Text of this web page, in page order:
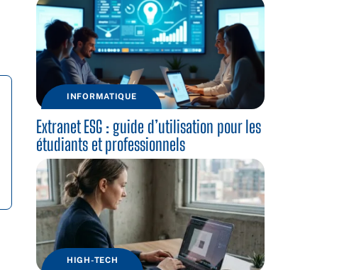
INFORMATIQUE
Extranet ESG : guide d’utilisation pour les
étudiants et professionnels
HIGH-TECH